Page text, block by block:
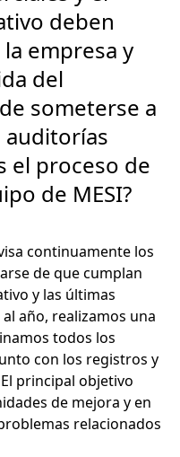
deben
empresa y
del
someterse a
el proceso de
de MESI?
continuamente los
de que cumplan
y las últimas
año, realizamos una
todos los
con los registros y
principal objetivo
de mejora y en
relacionados